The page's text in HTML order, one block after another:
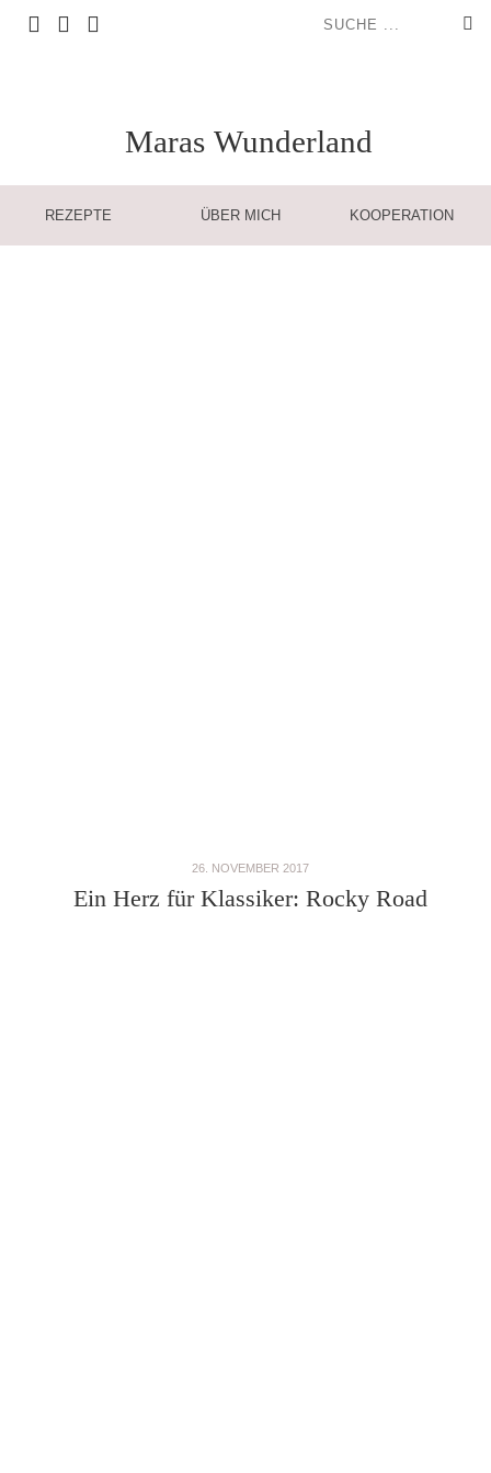
Maras Wunderland
REZEPTE ÜBER MICH KOOPERATION
26. NOVEMBER 2017
Ein Herz für Klassiker: Rocky Road